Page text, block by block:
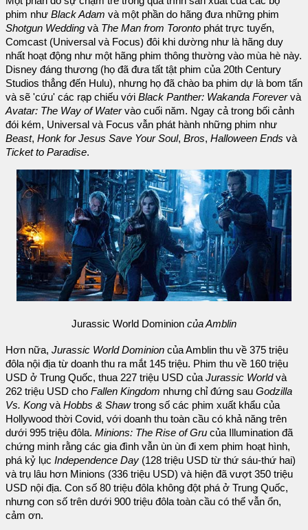
phim như Black Adam và một phần do hãng đưa những phim
Shotgun Wedding và The Man from Toronto phát trực tuyến,
Comcast (Universal và Focus) đôi khi dường như là hãng duy
nhất hoạt động như một hãng phim thông thường vào mùa hè này.
Disney đáng thương (họ đã đưa tất tật phim của 20th Century
Studios thẳng đến Hulu), nhưng họ đã chào ba phim dự là bom tấn
và sẽ 'cứu' các rạp chiếu với Black Panther: Wakanda Forevervà
Avatar: The Way of Watervào cuối năm. Ngay cả trong bối cảnh
đói kém, Universal và Focus vẫn phát hành những phim như
Beast, Honk for Jesus Save Your Soul, Bros, Halloween Ends và
Ticket to Paradise.
Jurassic World Dominion của Amblin
Hơn nữa, Jurassic World Dominion của Amblin thu về 375 triệu
đôla nội địa từ doanh thu ra mắt 145 triệu. Phim thu về 160 triệu
USD ở Trung Quốc, thua 227 triệu USD của Jurassic Worldvà
262 triệu USD cho Fallen Kingdom nhưng chỉ đứng sau Godzilla
Vs. Kong và Hobbs & Shawtrong số các phim xuất khẩu của
Hollywood thời Covid, với doanh thu toàn cầu có khả năng trên
dưới 995 triệu đôla. Minions: The Rise of Gru của Illumination đã
chứng minh rằng các gia đình vẫn ùn ùn đi xem phim hoạt hình,
phá kỷ lục Independence Day (128 triệu USD từ thứ sáu-thứ hai)
và trụ lâu hơn Minions (336 triệu USD) và hiện đã vượt 350 triệu
USD nội địa. Con số 80 triệu đôla không đột phá ở Trung Quốc,
nhưng con số trên dưới 900 triệu đôla toàn cầu có thể vẫn ổn,
cảm ơn.